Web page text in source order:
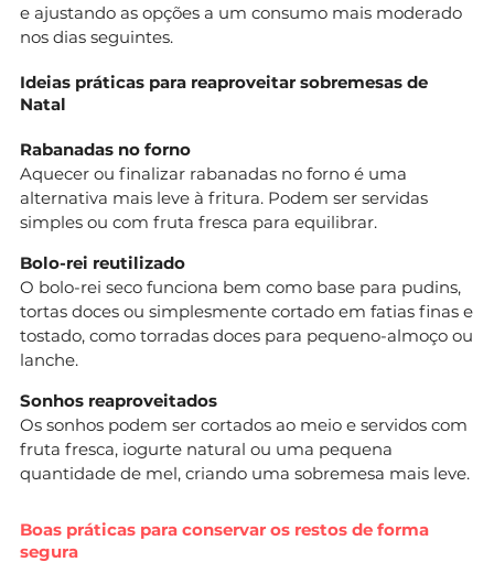
e ajustando as opções a um consumo mais moderado
nos dias seguintes.
Ideias práticas para reaproveitar sobremesas de
Natal
Rabanadas no forno
Aquecer ou finalizar rabanadas no forno é uma
alternativa mais leve à fritura. Podem ser servidas
simples ou com fruta fresca para equilibrar.
Bolo-rei reutilizado
O bolo-rei seco funciona bem como base para pudins,
tortas doces ou simplesmente cortado em fatias finas e
tostado, como torradas doces para pequeno-almoço ou
lanche.
Sonhos reaproveitados
Os sonhos podem ser cortados ao meio e servidos com
fruta fresca, iogurte natural ou uma pequena
quantidade de mel, criando uma sobremesa mais leve.
Boas práticas para conservar os restos de forma
segura